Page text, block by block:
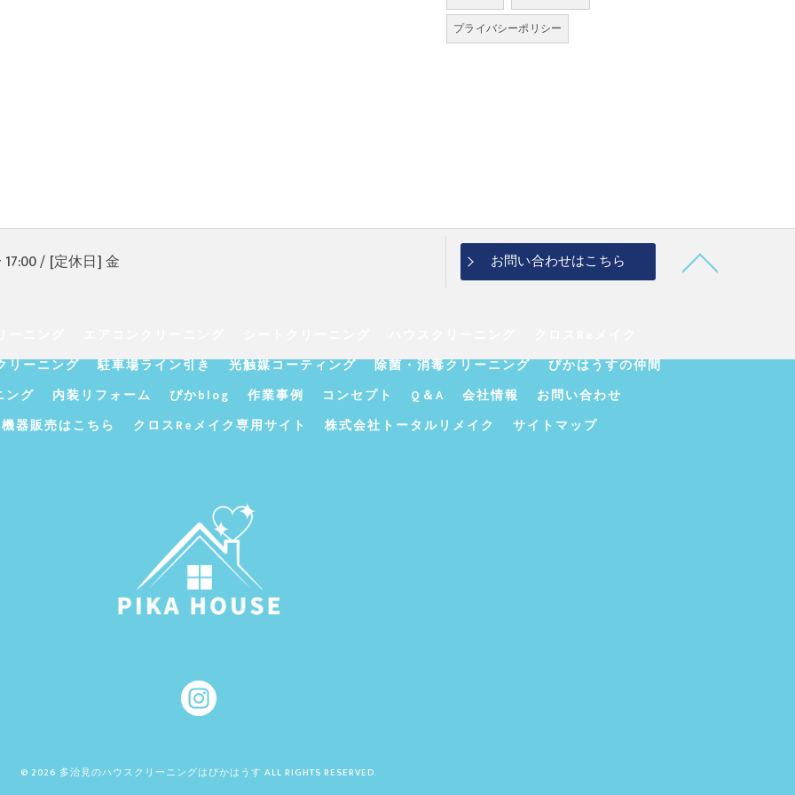
プライバシーポリシー
/ [定休日] 金 お問い合わせはこちら
リーニング
駐車場ライン引き 光触媒コーティング 除菌・消毒クリーニング
ぴかはうすの仲間
ング
内装リフォーム ぴかblog 作業事例 コンセプト Q＆A 会社情報
お問い合わせ
器販売はこちら
クロスReメイク専用サイト 株式会社トータルリメイク サイトマップ
© 2026 多治見のハウスクリーニングはぴかはうす ALL RIGHTS RESERVED.